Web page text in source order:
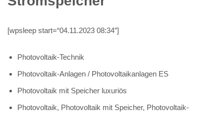
[wpsleep start=“04.11.2023 08:34″]
Photovoltaik-Technik
Photovoltaik-Anlagen / Photovoltaikanlagen ES
Photovoltaik mit Speicher luxuriös
Photovoltaik, Photovoltaik mit Speicher, Photovoltaik-